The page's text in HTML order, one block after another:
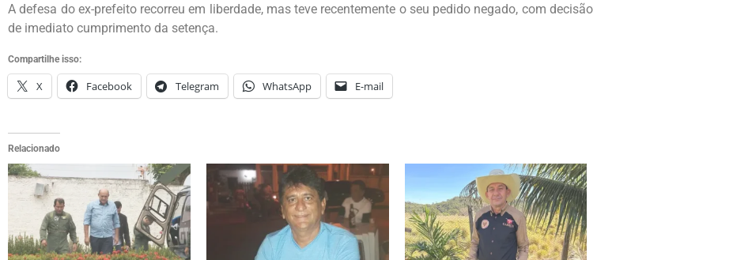
A defesa do ex-prefeito recorreu em liberdade, mas teve recentemente o seu pedido negado, com decisão
de imediato cumprimento da setença.
Compartilhe isso:
X Facebook Telegram WhatsApp E-mail
Relacionado